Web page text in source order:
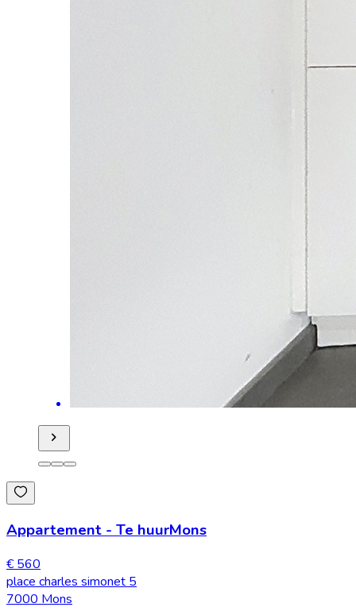
Appartement - Te huurMons
€ 560
place charles simonet 5
7000 Mons